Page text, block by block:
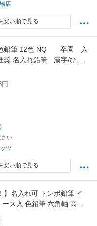
店
安い順で見る
鉛筆 12色 NQ 卒園 入
名入れ鉛筆 漢字/ひら
無料
円
さい
ツ
安い順で見る
】名入れ可 トンボ鉛筆 イ
ス入 色鉛筆 六角軸 高発
芯 六角軸(naenc2)